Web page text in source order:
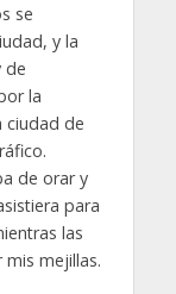
se
y la
de
la
ciudad de
de orar y
para
las
mejillas.